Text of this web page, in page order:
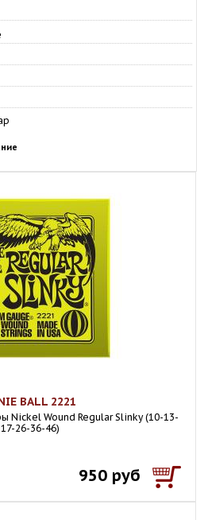
BALL 2221
Nickel Wound Regular Slinky (10-13-
17-26-36-46)
950 руб